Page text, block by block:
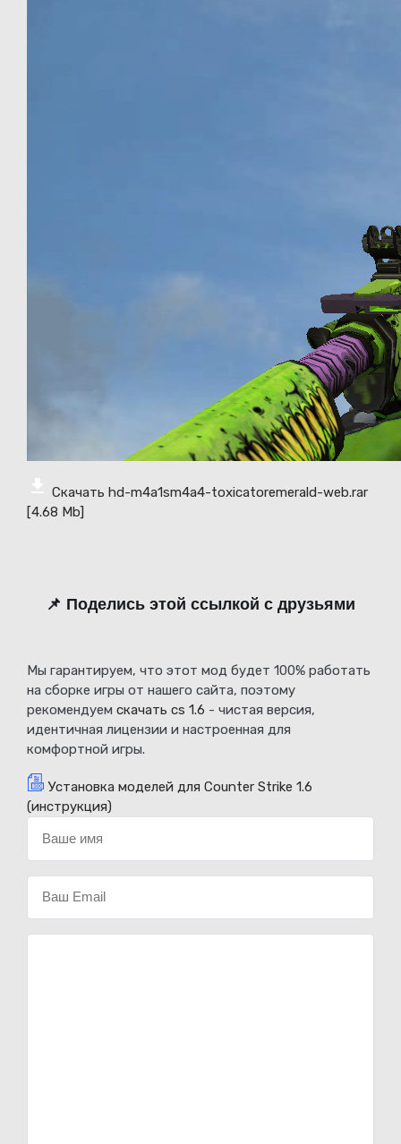
Скачать hd-m4a1sm4a4-toxicatoremerald-web.rar
[4.68 Mb]
📌 Поделись этой ссылкой с друзьями
Мы гарантируем, что этот мод будет 100% работать
на сборке игры от нашего сайта, поэтому
рекомендуем скачать cs 1.6 - чистая версия,
идентичная лицензии и настроенная для
комфортной игры.
Установка моделей для Counter Strike 1.6
(инструкция)